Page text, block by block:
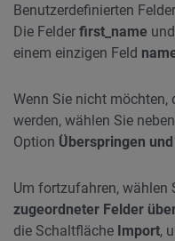
Benutzerdefinierten
Die Felder first_name und
einem einzigen Feld
Wenn Sie nicht
werden, wählen Sie
Option Überspringen
Um fortzufahren, wählen
zugeordneter Felder
die Schaltfläche Import,